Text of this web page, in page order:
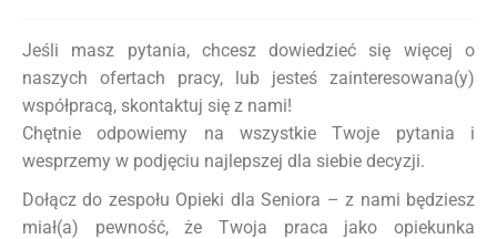
Jeśli masz pytania, chcesz dowiedzieć się więcej o
naszych ofertach pracy, lub jesteś zainteresowana(y)
współpracą, skontaktuj się z nami!
Chętnie odpowiemy na wszystkie Twoje pytania i
wesprzemy w podjęciu najlepszej dla siebie decyzji.
Dołącz do zespołu Opieki dla Seniora – z nami będziesz
miał(a) pewność, że Twoja praca jako opiekunka